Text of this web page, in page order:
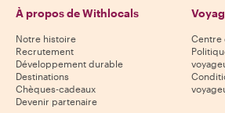
À propos de Withlocals
Notre histoire
Recrutement
Développement durable
Destinations
Chèques-cadeaux
Devenir partenaire
Centre